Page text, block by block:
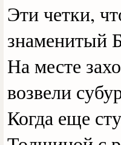
Эти четки,
знаменитый
На месте
возвели
Когда еще